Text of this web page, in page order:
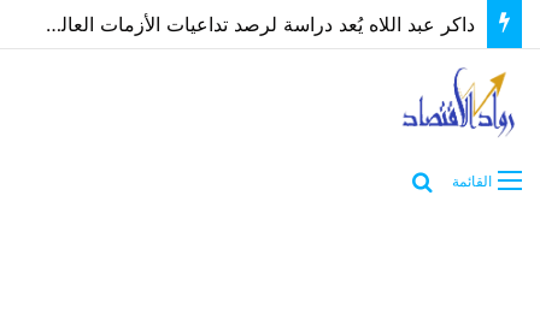
داكر عبد اللاه يُعد دراسة لرصد تداعيات الأزمات العالمية والإقليمية على العقارات والمقاولات في مصر
القائمة